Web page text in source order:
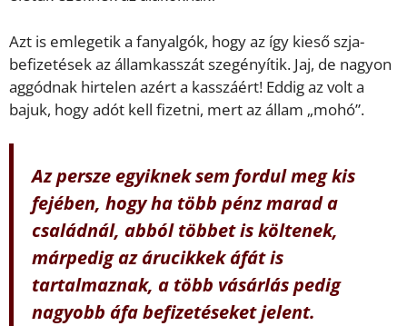
Azt is emlegetik a fanyalgók, hogy az így kieső szja-
befizetések az államkasszát szegényítik. Jaj, de nagyon
aggódnak hirtelen azért a kasszáért! Eddig az volt a
bajuk, hogy adót kell fizetni, mert az állam „mohó”.
Az persze egyiknek sem fordul meg kis
fejében, hogy ha több pénz marad a
családnál, abból többet is költenek,
márpedig az árucikkek áfát is
tartalmaznak, a több vásárlás pedig
nagyobb áfa befizetéseket jelent.